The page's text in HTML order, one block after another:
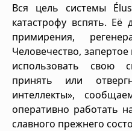
Вся цель системы
катастрофу вспять.
примирения,
Человечество,
использовать свою
принять или
интеллекты»,
оперативно работать
славного прежнего